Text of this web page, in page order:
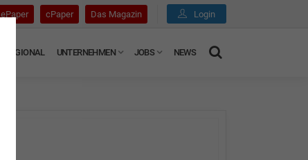
ePaper cPaper Das Magazin Login
REGIONAL UNTERNEHMEN JOBS NEWS